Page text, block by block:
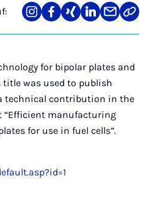
Teilen
auf
Teilen
auf
Teilen
auf
Teilen
auf
Teilen
über
Link
for bipolar plates and
title was used to publish
technical contribution in the
“Efficient manufacturing
for use in fuel cells”.